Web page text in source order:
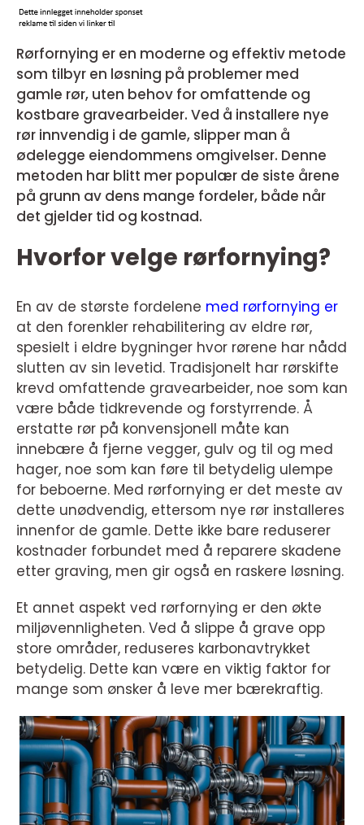
Rørfornying er en moderne og effektiv metode
som tilbyr en løsning på problemer med
gamle rør, uten behov for omfattende og
kostbare gravearbeider. Ved å installere nye
rør innvendig i de gamle, slipper man å
ødelegge eiendommens omgivelser. Denne
metoden har blitt mer populær de siste årene
på grunn av dens mange fordeler, både når
det gjelder tid og kostnad.
Hvorfor velge rørfornying?
En av de største fordelene med rørfornying er
at den forenkler rehabilitering av eldre rør,
spesielt i eldre bygninger hvor rørene har nådd
slutten av sin levetid. Tradisjonelt har rørskifte
krevd omfattende gravearbeider, noe som kan
være både tidkrevende og forstyrrende. Å
erstatte rør på konvensjonell måte kan
innebære å fjerne vegger, gulv og til og med
hager, noe som kan føre til betydelig ulempe
for beboerne. Med rørfornying er det meste av
dette unødvendig, ettersom nye rør installeres
innenfor de gamle. Dette ikke bare reduserer
kostnader forbundet med å reparere skadene
etter graving, men gir også en raskere løsning.
Et annet aspekt ved rørfornying er den økte
miljøvennligheten. Ved å slippe å grave opp
store områder, reduseres karbonavtrykket
betydelig. Dette kan være en viktig faktor for
mange som ønsker å leve mer bærekraftig.